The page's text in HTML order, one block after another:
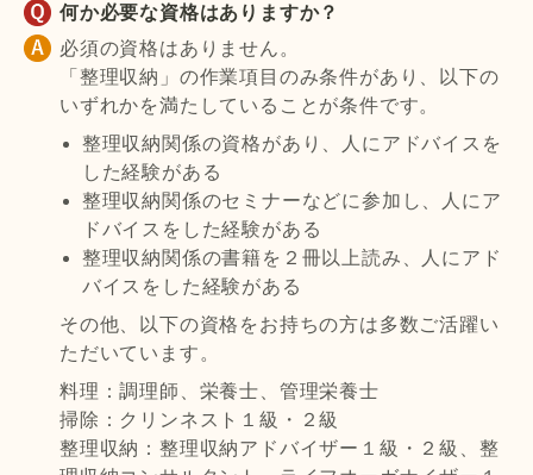
何か必要な資格はありますか？
必須の資格はありません。
「整理収納」の作業項目のみ条件があり、以下の
いずれかを満たしていることが条件です。
整理収納関係の資格があり、人にアドバイスを
した経験がある
整理収納関係のセミナーなどに参加し、人にア
ドバイスをした経験がある
整理収納関係の書籍を２冊以上読み、人にアド
バイスをした経験がある
その他、以下の資格をお持ちの方は多数ご活躍い
ただいています。
料理：調理師、栄養士、管理栄養士
掃除：クリンネスト１級・２級
整理収納：整理収納アドバイザー１級・２級、整